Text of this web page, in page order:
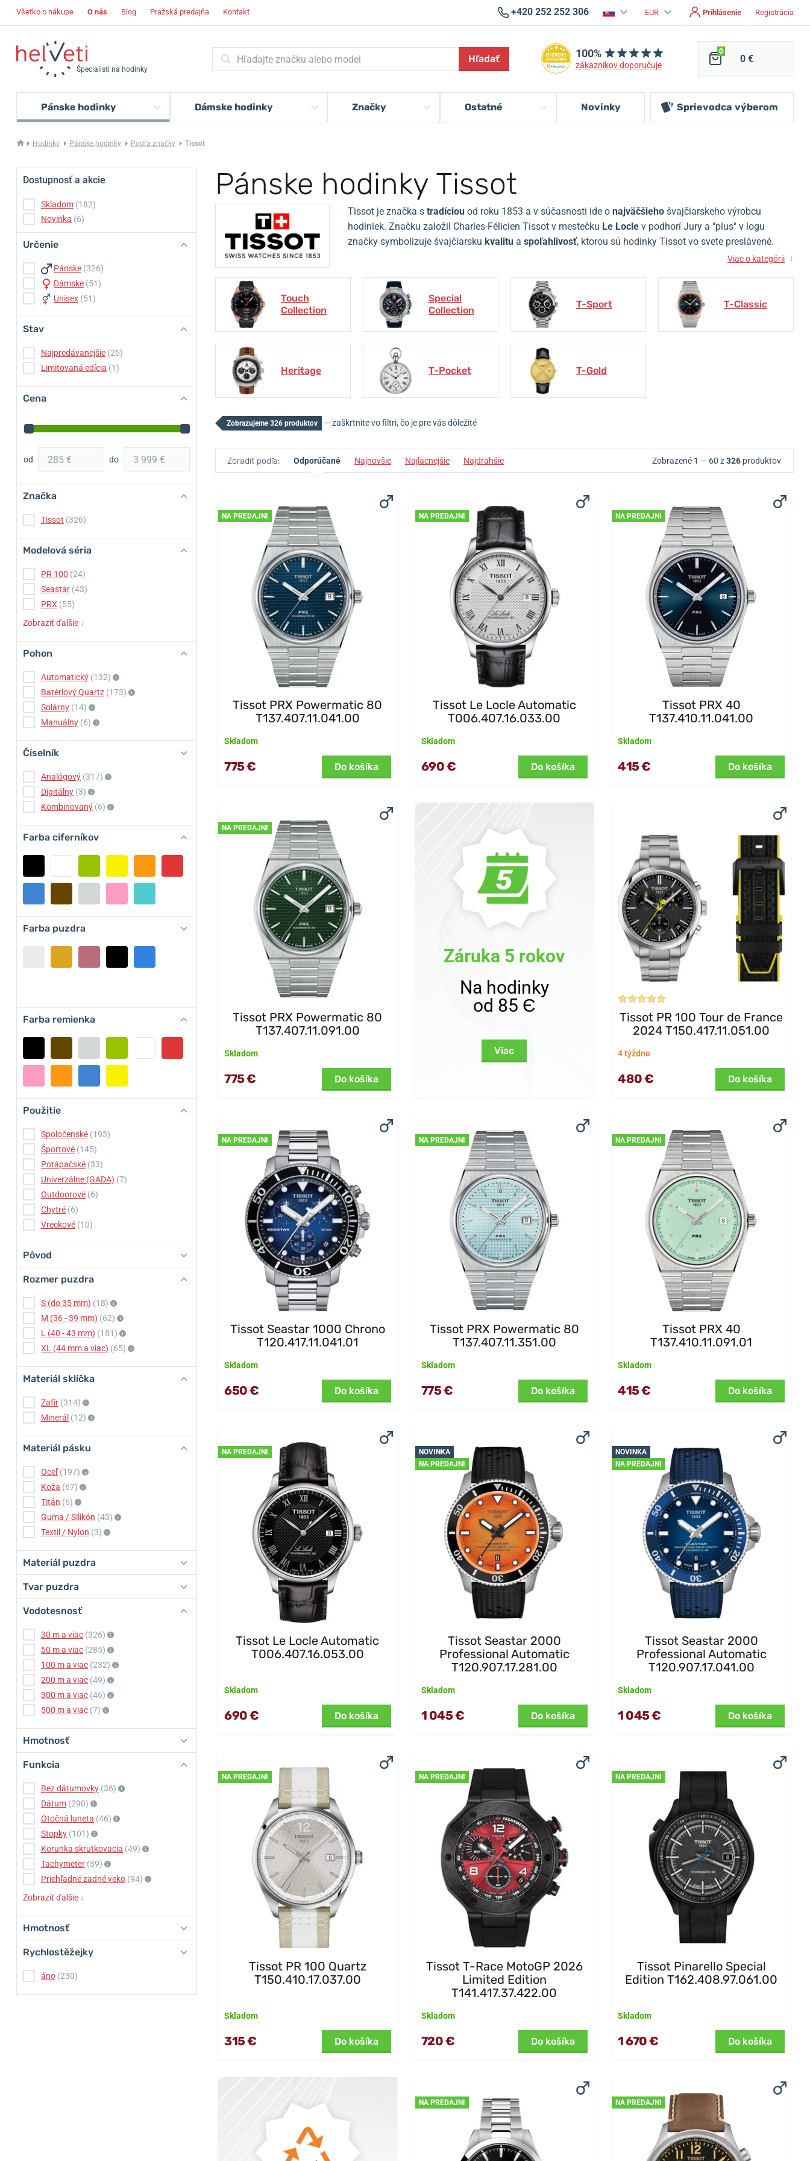
Všetko o nákupe O nás Blog Pražská predajňa Kontakt +420 252 252 306 EUR Prihlásenie Registrácia
Špecialisti na hodinky
Hľadať 100%
zákazníkov doporučuje
0
0 €
Pánske hodinky Dámske hodinky Značky Ostatné Novinky Sprievodca výberom
Hodinky Pánske hodinky Podľa značky Tissot
Pánske hodinky Tissot
Tissot je značka s tradíciou od roku 1853 a v súčasnosti ide o najväčšieho švajčiarskeho výrobcu
hodiniek. Značku založil Charles-Félicien Tissot v mestečku Le Locle v podhorí Jury a "plus" v logu
značky symbolizuje švajčiarsku kvalitu a spoľahlivosť, ktorou sú hodinky Tissot vo svete preslávené.
Viac o kategórii ↓
Touch
Collection
Special
Collection
T-Sport T-Classic
Heritage T-Pocket T-Gold
Dostupnosť a akcie
Skladom (182)
Novinka (6)
Určenie
Pánske (326)
Dámske (51)
Unisex (51)
Stav
Najpredávanejšie (25)
Limitovaná edícia (1)
Cena
od do
Značka
Tissot (326)
Modelová séria
PR 100 (24)
Seastar (43)
PRX (55)
Zobraziť ďalšie ↓
Pohon
Automatický (132)
Batériový Quartz (173)
Solárny (14)
Manuálny (6)
Číselník
Analógový (317)
Digitálny (3)
Kombinovaný (6)
Farba ciferníkov
Farba puzdra
Farba remienka
Použitie
Spoločenské (193)
Športové (145)
Potápačské (33)
Univerzálne (GADA) (7)
Outdoorové (6)
Chytré (6)
Vreckové (10)
Pôvod
Rozmer puzdra
S (do 35 mm) (18)
M (36 - 39 mm) (62)
L (40 - 43 mm) (181)
XL (44 mm a viac) (65)
Materiál sklíčka
Zafír (314)
Minerál (12)
Materiál pásku
Oceľ (197)
Koža (67)
Titán (6)
Guma / Silikón (43)
Textil / Nylon (3)
Materiál puzdra
Tvar puzdra
Vodotesnosť
30 m a viac (326)
50 m a viac (285)
100 m a viac (232)
200 m a viac (49)
300 m a viac (46)
500 m a viac (7)
Hmotnosť
Funkcia
Bez dátumovky (36)
Dátum (290)
Otočná luneta (46)
Stopky (101)
Korunka skrutkovacia (49)
Tachymeter (39)
Priehľadné zadné veko (94)
Zobraziť ďalšie ↓
Hmotnosť
Rychlostěžejky
áno (230)
Zobrazujeme 326 produktov — zaškrtnite vo filtri, čo je pre vás dôležité
Zoradiť podľa: Odporúčané Najnovšie Najlacnejšie Najdrahšie Zobrazené 1 — 60 z326 produktov
NA PREDAJNI
Tissot PRX Powermatic 80
T137.407.11.041.00
Skladom
775 € Do košíka
NA PREDAJNI
Tissot Le Locle Automatic
T006.407.16.033.00
Skladom
690 € Do košíka
NA PREDAJNI
Tissot PRX 40
T137.410.11.041.00
Skladom
415 € Do košíka
NA PREDAJNI
Tissot PRX Powermatic 80
T137.407.11.091.00
Skladom
775 € Do košíka
Záruka 5 rokov
Na hodinky
od 85 Є
Viac
Tissot PR 100 Tour de France
2024 T150.417.11.051.00
4 týždne
480 € Do košíka
NA PREDAJNI
Tissot Seastar 1000 Chrono
T120.417.11.041.01
Skladom
650 € Do košíka
NA PREDAJNI
Tissot PRX Powermatic 80
T137.407.11.351.00
Skladom
775 € Do košíka
NA PREDAJNI
Tissot PRX 40
T137.410.11.091.01
Skladom
415 € Do košíka
NA PREDAJNI
Tissot Le Locle Automatic
T006.407.16.053.00
Skladom
690 € Do košíka
NOVINKA
NA PREDAJNI
Tissot Seastar 2000
Professional Automatic
T120.907.17.281.00
Skladom
1 045 € Do košíka
NOVINKA
NA PREDAJNI
Tissot Seastar 2000
Professional Automatic
T120.907.17.041.00
Skladom
1 045 € Do košíka
NA PREDAJNI
Tissot PR 100 Quartz
T150.410.17.037.00
Skladom
315 € Do košíka
NA PREDAJNI
Tissot T-Race MotoGP 2026
Limited Edition
T141.417.37.422.00
Skladom
720 € Do košíka
NA PREDAJNI
Tissot Pinarello Special
Edition T162.408.97.061.00
Skladom
1 670 € Do košíka
NA PREDAJNI NA PREDAJNI